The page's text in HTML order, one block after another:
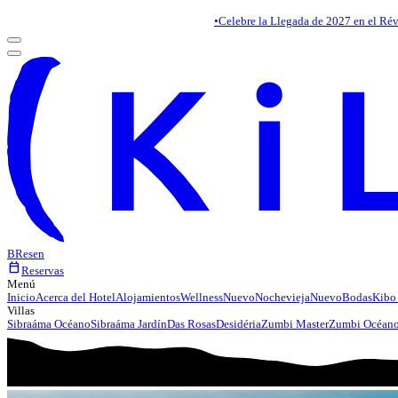
•Celebre la Llegada de 2027 en el
BResen
calendar_todayReservas
Menú
InicioAcerca del HotelAlojamientosWellnessNuevoNocheviejaNuevoBodasKibo
Villas
Sibraáma OcéanoSibraáma JardínDas RosasDesidériaZumbi MasterZumbi Océano